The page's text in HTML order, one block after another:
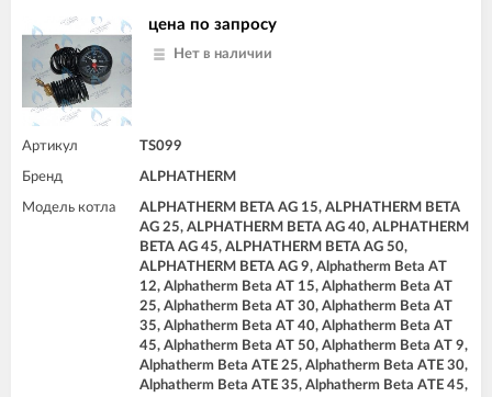
цена по запросу
Нет в наличии
Артикул TS099
Бренд ALPHATHERM
Модель котла
ALPHATHERM BETA AG 15, ALPHATHERM BETA
AG 25, ALPHATHERM BETA AG 40, ALPHATHERM
BETA AG 45, ALPHATHERM BETA AG 50,
ALPHATHERM BETA AG 9, Alphatherm Beta AT
12, Alphatherm Beta AT 15, Alphatherm Beta AT
25, Alphatherm Beta AT 30, Alphatherm Beta AT
35, Alphatherm Beta AT 40, Alphatherm Beta AT
45, Alphatherm Beta AT 50, Alphatherm Beta AT 9,
Alphatherm Beta ATE 25, Alphatherm Beta ATE 30,
Alphatherm Beta ATE 35, Alphatherm Beta ATE 45,